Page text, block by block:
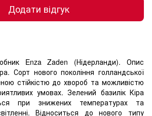
Додати відгук
Enza Zaden (Нідерланди). Опис
Сорт нового покоління голландської
стійкістю до хвороб та можливістю
умовах. Зелений базилік Кіра
при знижених температурах та
Відноситься до нового типу